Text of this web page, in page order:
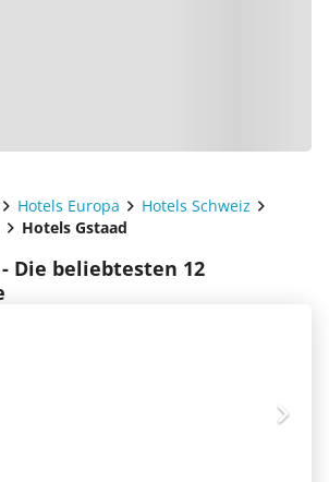
Hotels Europa
Hotels Schweiz
Hotels Gstaad
Die beliebtesten 12